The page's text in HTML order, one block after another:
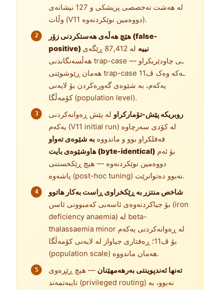
لە هەشت تەخصصی پزیشکی و 127 نیشانەی
وڵات (V11 دووەمین نوێکردنەوە).
هێچ هەڵەی هەستکردنی زۆر (false-
positive) نییە
لە 87,412 ڕێگەی
هەڵسەنگاندنی trap-case ـی چاودێریکراو —
هەمان ڕێوشوێنی trap-case ـەکە وەک ڤ11
یەکەم، بە شێوەی گەورەکردن بۆ لایەنی
کۆمەڵگا (population level).
روبریکە پێش-تۆمارکراو لە پێش ڕەوانەکردنی
یەکەم (V11 initial run) لە کۆدی سەرچاوە
قەفلکراو بوو و ماندووە بە شێوەی تەواو
هاوشێوەی بایت (byte-identical)
دووەمین نوێکردنەوە — هیچ ڕێکخستنی
پاشەوە (post-hoc tuning) نەبوو دەتوانرێت.
شاخص منتزر بە ڕێکخراوی ڕاست بەکار هاتوو
بۆ جیاکردنەوەی ئاسەبی کەمبوونی ئاسن (iron
deficiency anaemia) لە beta-
thalassaemia minor لە ڕەوانەکردنی یەکەم
بۆ ڤ11؛ ڕەفتاری جیاواز لە لایەنی کۆمەڵگا
(population scale) هەمان ماندووە.
تەنها ئەندپوینتی بەرهەمهێنان — هیچ ڕێڕەوی
تایبەتمەند (privileged routing) نەبوو، بە